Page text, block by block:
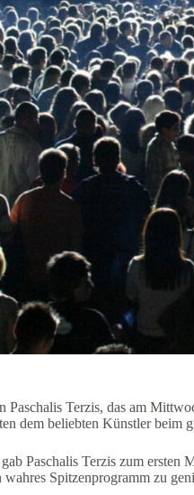
Paschalis Terzis, das am
dem beliebten Künstler beim
Paschalis Terzis zum ersten
wahres Spitzenprogramm zu